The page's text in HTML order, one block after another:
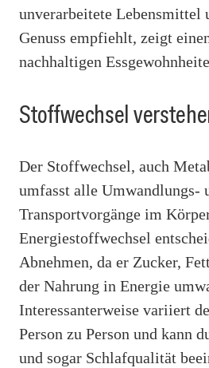
unverarbeitete Lebensmittel
Genuss empfiehlt, zeigt
nachhaltigen
Stoffwechsel
Der Stoffwechsel, auch
umfasst alle Umwandlungs-
Transportvorgänge im
Energiestoffwechsel
Abnehmen, da er Zucker,
der Nahrung in Energie
Interessanterweise variiert
Person zu Person und kann
und sogar Schlafqualität